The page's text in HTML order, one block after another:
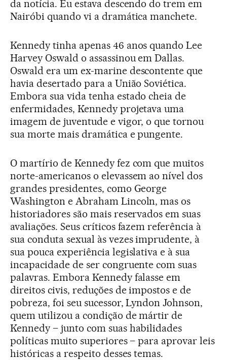
da notícia. Eu estava descendo do trem em
Nairóbi quando vi a dramática manchete.
Kennedy tinha apenas 46 anos quando Lee
Harvey Oswald o assassinou em Dallas.
Oswald era um ex-marine descontente que
havia desertado para a União Soviética.
Embora sua vida tenha estado cheia de
enfermidades, Kennedy projetava uma
imagem de juventude e vigor, o que tornou
sua morte mais dramática e pungente.
O martírio de Kennedy fez com que muitos
norte-americanos o elevassem ao nível dos
grandes presidentes, como George
Washington e Abraham Lincoln, mas os
historiadores são mais reservados em suas
avaliações. Seus críticos fazem referência à
sua conduta sexual às vezes imprudente, à
sua pouca experiência legislativa e à sua
incapacidade de ser congruente com suas
palavras. Embora Kennedy falasse em
direitos civis, reduções de impostos e de
pobreza, foi seu sucessor, Lyndon Johnson,
quem utilizou a condição de mártir de
Kennedy – junto com suas habilidades
políticas muito superiores – para aprovar leis
históricas a respeito desses temas.